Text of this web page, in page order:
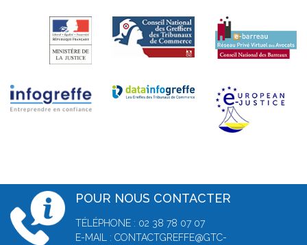
POUR NOUS CONTACTER
TÉLÉPHONE : 02 38 78 07 07
E-MAIL : CONTACTGREFFE@GTC-